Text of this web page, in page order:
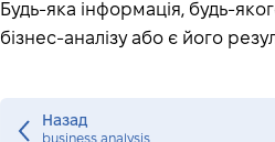
Будь-яка інформація, будь-
бізнес-аналізу або є його
Назад
business analysis